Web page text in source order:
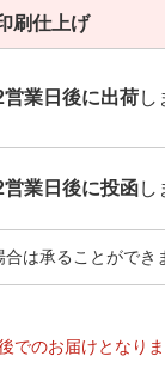
刷仕上げ
営業日後に出荷し
営業日後に投函し
は承ることができ
でのお届けとなり